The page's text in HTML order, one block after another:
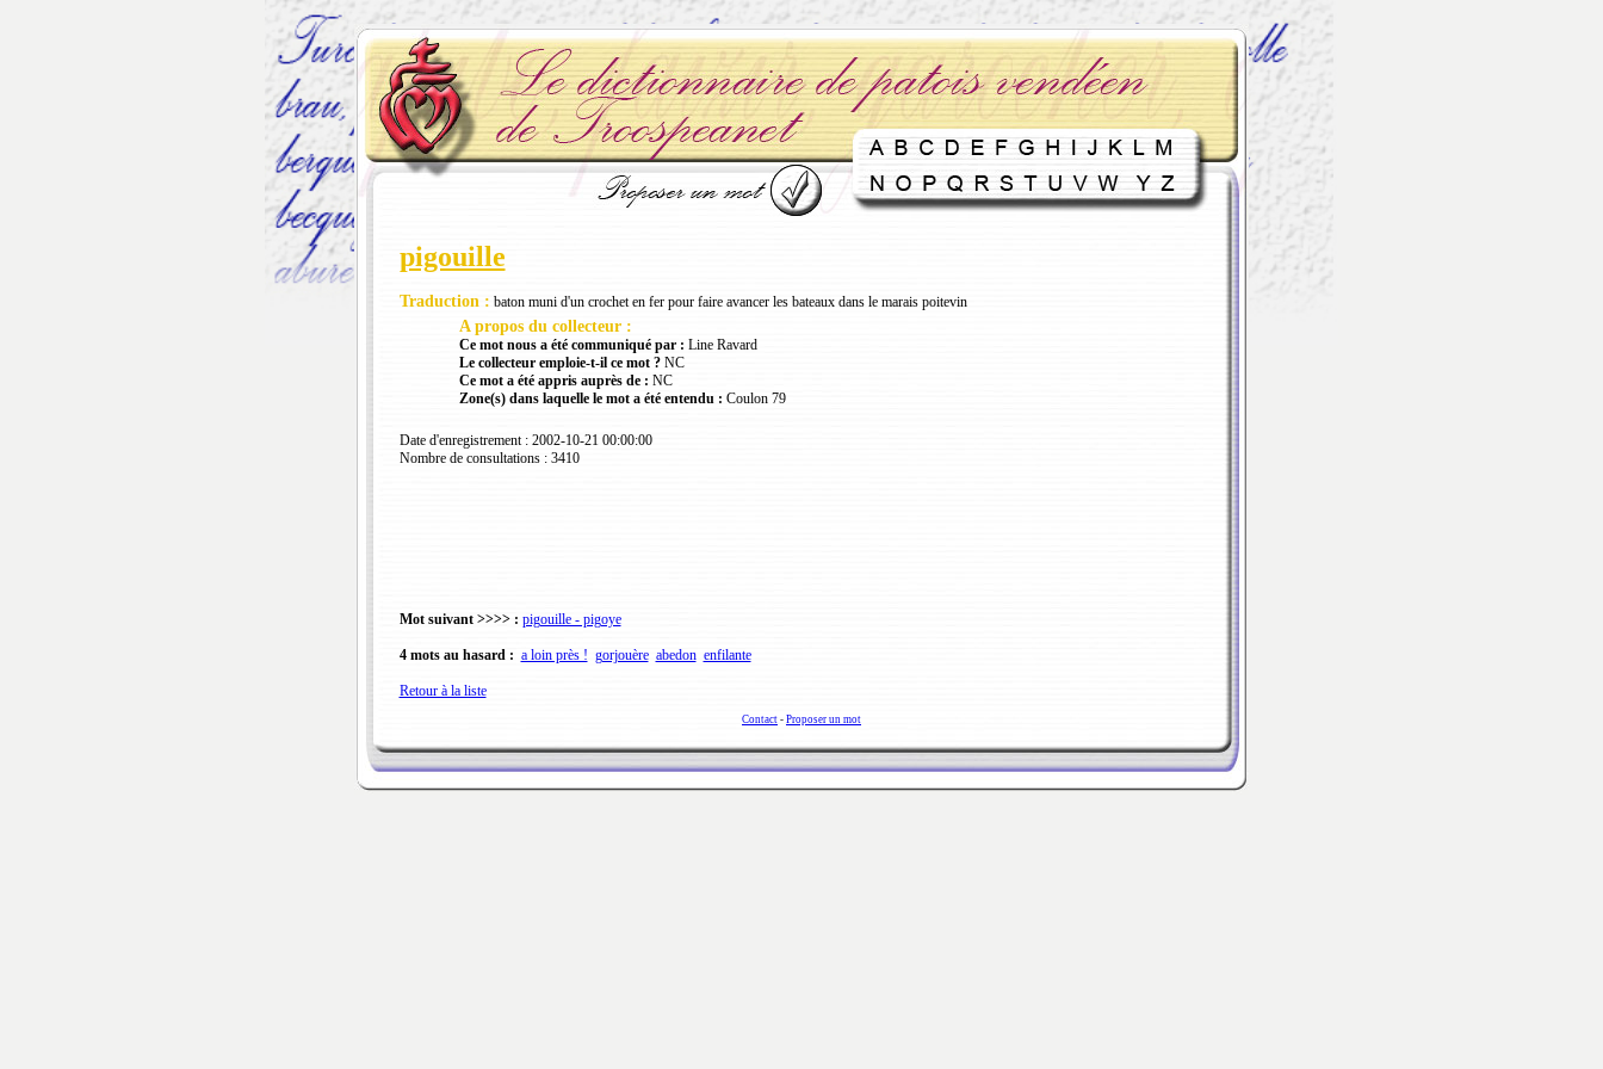
pigouille
Traduction : baton muni d'un crochet en fer pour faire avancer les bateaux dans le marais poitevin
A propos du collecteur :
Ce mot nous a été communiqué par : Line Ravard
Le collecteur emploie-t-il ce mot ?NC
Ce mot a été appris auprès de : NC
Zone(s) dans laquelle le mot a été entendu : Coulon 79
Date d'enregistrement : 2002-10-21 00:00:00
Nombre de consultations : 3410
Mot suivant >>>> : pigouille - pigoye
4 mots au hasard : a loin près ! gorjouère abedon enfilante
Retour à la liste
Contact - Proposer un mot